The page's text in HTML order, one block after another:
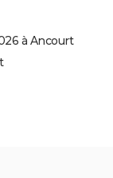
à Ancourt